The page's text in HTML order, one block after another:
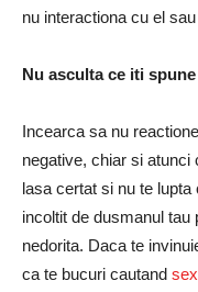
nu interactiona cu el
Nu asculta ce iti
Incearca sa nu
negative, chiar si atunci
lasa certat si nu te lupta
incoltit de dusmanul tau
nedorita. Daca te
ca te bucuri cautand